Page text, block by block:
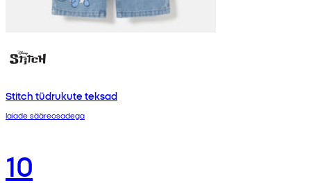
Stitch tüdrukute teksad
laiade sääreosadega
10